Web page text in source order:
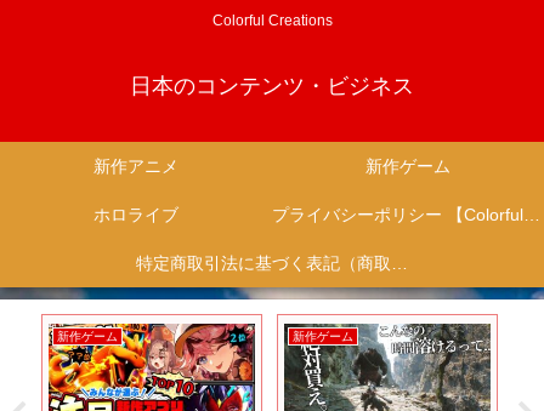
Colorful Creations
日本のコンテンツ・ビジネス
新作アニメ 新作ゲーム
ホロライブ プライバシーポリシー 【Colorful Creation】
特定商取引法に基づく表記（商取引に関する開示）
新作ゲーム 新作ゲーム